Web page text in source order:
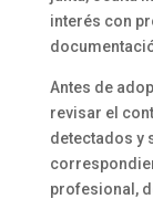
interés con
Antes de
revisar el
detectados y
profesional,